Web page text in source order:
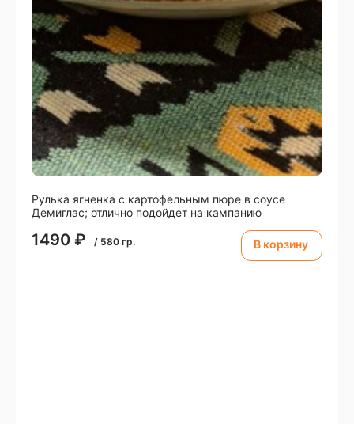
Рулька ягненка с картофельным пюре в соусе
Демиглас; отлично подойдет на кампанию
1490 ₽ / 580 гр. В корзину